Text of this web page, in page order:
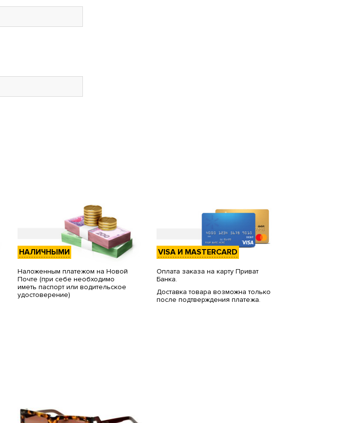
НАЛИЧНЫМИ
Наложенным платежом на Новой
Почте (при себе необходимо
иметь паспорт или водительское
удостоверение)
VISA И MASTERCARD
Оплата заказа на карту Приват
Банка.
Доставка товара возможна только
после подтверждения платежа.